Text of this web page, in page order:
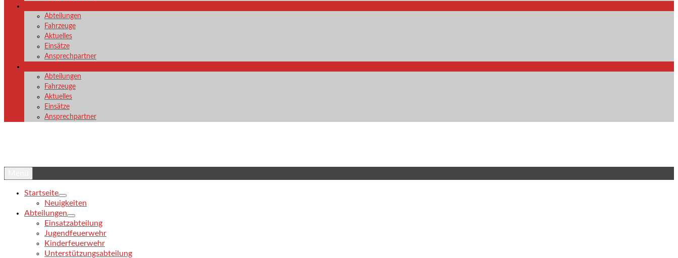
Abteilungen
Fahrzeuge
Aktuelles
Einsätze
Ansprechpartner
Abteilungen
Fahrzeuge
Aktuelles
Einsätze
Ansprechpartner
Startseite
Neuigkeiten
Abteilungen
Einsatzabteilung
Jugendfeuerwehr
Kinderfeuerwehr
Unterstützungsabteilung